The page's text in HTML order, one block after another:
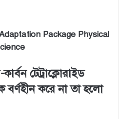
Package Physical
টেট্রাক্লোরাইড
বর্ণহীন করে না তা হলো